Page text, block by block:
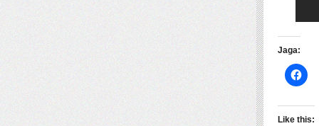
Jaga:
Like this: